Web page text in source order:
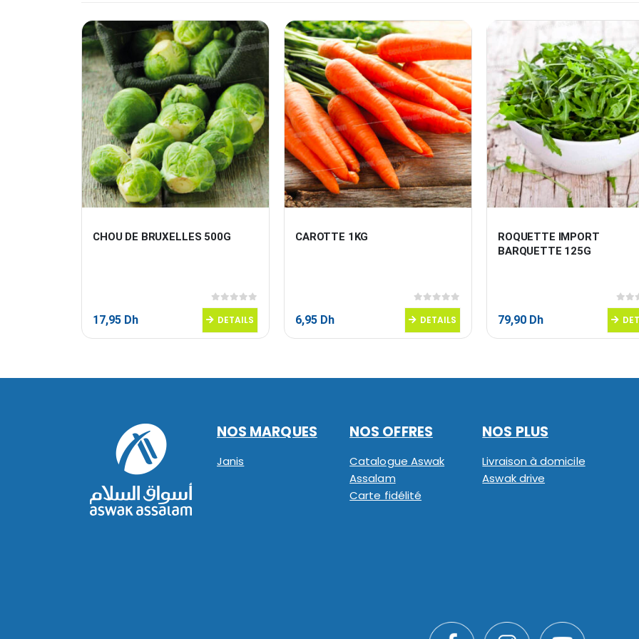
CHOU DE BRUXELLES 500G
0sur 5
17,95 Dh DETAILS
CAROTTE 1KG
0sur 5
6,95 Dh DETAILS
ROQUETTE IMPORT
BARQUETTE 125G
0sur
79,90 Dh
NOS MARQUES
Janis
NOS OFFRES
Catalogue Aswak
Assalam
Carte fidélité
NOS PLUS
Livraison à domicile
Aswak drive